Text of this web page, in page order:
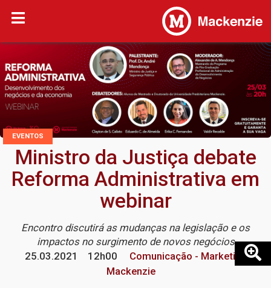
EVENTOS
Ministro da Justiça debate
Reforma Administrativa em
webinar
Encontro discutirá as mudanças na legislação e os
impactos no surgimento de novos negócios
25.03.2021
12h00
Comunicação - Marketing
Mackenzie